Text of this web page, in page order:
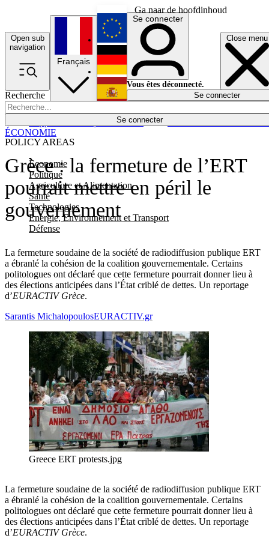
Ga naar de hoofdinhoud
Open sub
navigation
Close menu
Recherche
Se connecter
POLICY AREAS
Economie
Politique
Agriculture et Alimentation
Santé
Technologies
Energie, Environnement et Transport
Défense
Économie
Français
English
Deutsch
Español
Se connecter
Vous êtes déconnecté.
Se connecter
Grèce : la fermeture de l’ERT
pourrait mettre en péril le
gouvernement
La fermeture soudaine de la société de radiodiffusion publique ERT
a ébranlé la cohésion de la coalition gouvernementale. Certains
politologues ont déclaré que cette fermeture pourrait donner lieu à
des élections anticipées dans l’État criblé de dettes. Un reportage
d’EURACTIVGrèce.
ÉCONOMIE
Sarantis MichalopoulosEURACTIV.gr
Greece ERT protests.jpg
La fermeture soudaine de la société de radiodiffusion publique ERT
a ébranlé la cohésion de la coalition gouvernementale. Certains
politologues ont déclaré que cette fermeture pourrait donner lieu à
des élections anticipées dans l’État criblé de dettes. Un reportage
d’EURACTIVGrèce.